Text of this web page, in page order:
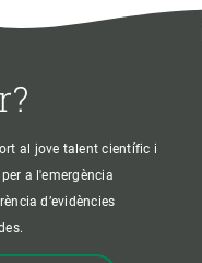
al jove talent científic i
a l'emergència
d’evidències